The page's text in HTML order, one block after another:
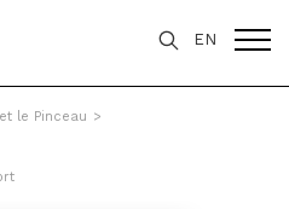
EN
le Pinceau >